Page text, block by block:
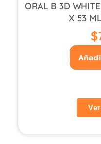
ORAL B 3D
X 53
$